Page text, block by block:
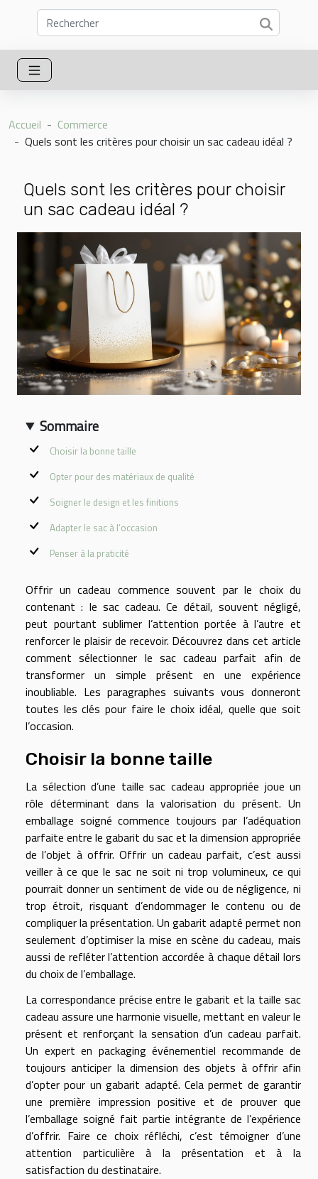
Accueil
Commerce
Quels sont les critères pour choisir un sac cadeau idéal ?
Quels sont les critères pour choisir
un sac cadeau idéal ?
Sommaire
Choisir la bonne taille
Opter pour des matériaux de qualité
Soigner le design et les finitions
Adapter le sac à l’occasion
Penser à la praticité
Offrir un cadeau commence souvent par le choix du
contenant : le sac cadeau. Ce détail, souvent négligé,
peut pourtant sublimer l’attention portée à l’autre et
renforcer le plaisir de recevoir. Découvrez dans cet article
comment sélectionner le sac cadeau parfait afin de
transformer un simple présent en une expérience
inoubliable. Les paragraphes suivants vous donneront
toutes les clés pour faire le choix idéal, quelle que soit
l’occasion.
Choisir la bonne taille
La sélection d’une taille sac cadeau appropriée joue un
rôle déterminant dans la valorisation du présent. Un
emballage soigné commence toujours par l’adéquation
parfaite entre le gabarit du sac et la dimension appropriée
de l’objet à offrir. Offrir un cadeau parfait, c’est aussi
veiller à ce que le sac ne soit ni trop volumineux, ce qui
pourrait donner un sentiment de vide ou de négligence, ni
trop étroit, risquant d’endommager le contenu ou de
compliquer la présentation. Un gabarit adapté permet non
seulement d’optimiser la mise en scène du cadeau, mais
aussi de refléter l’attention accordée à chaque détail lors
du choix de l’emballage.
La correspondance précise entre le gabarit et la taille sac
cadeau assure une harmonie visuelle, mettant en valeur le
présent et renforçant la sensation d’un cadeau parfait.
Un expert en packaging événementiel recommande de
toujours anticiper la dimension des objets à offrir afin
d’opter pour un gabarit adapté. Cela permet de garantir
une première impression positive et de prouver que
l’emballage soigné fait partie intégrante de l’expérience
d’offrir. Faire ce choix réfléchi, c’est témoigner d’une
attention particulière à la présentation et à la
satisfaction du destinataire.